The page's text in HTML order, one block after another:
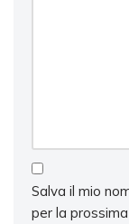
Salva il mio
per la